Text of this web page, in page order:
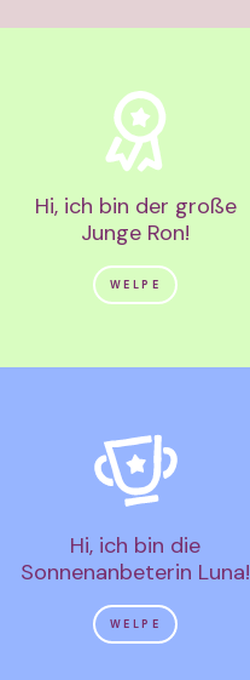
Hi, ich bin der große
Junge Ron!
WELPE
Hi, ich bin die
Sonnenanbeterin Luna!
WELPE